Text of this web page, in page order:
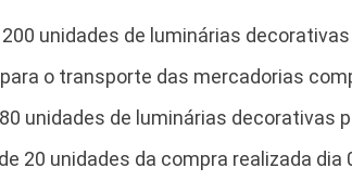
unidades de luminárias
o transporte das mercadorias
unidades de luminárias decorativas
20 unidades da compra realizada